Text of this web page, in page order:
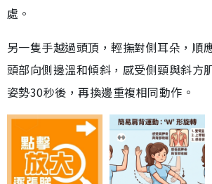
處。
另一隻手越過頭頂，輕撫對側耳朵，順
頭部向側邊溫和傾斜，感受側頸與斜方
姿勢30秒後，再換邊重複相同動作。